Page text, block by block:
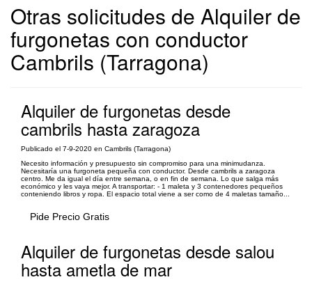
Otras solicitudes de Alquiler de
furgonetas con conductor
Cambrils (Tarragona)
Alquiler de furgonetas desde
cambrils hasta zaragoza
Publicado el 7-9-2020 en Cambrils (Tarragona)
Necesito información y presupuesto sin compromiso para una minimudanza.
Necesitaría una furgoneta pequeña con conductor. Desde cambrils a zaragoza
centro. Me da igual el día entre semana, o en fin de semana. Lo que salga más
económico y les vaya mejor. A transportar: - 1 maleta y 3 contenedores pequeños
conteniendo libros y ropa. El espacio total viene a ser como de 4 maletas tamaño...
Pide Precio Gratis
Alquiler de furgonetas desde salou
hasta ametla de mar